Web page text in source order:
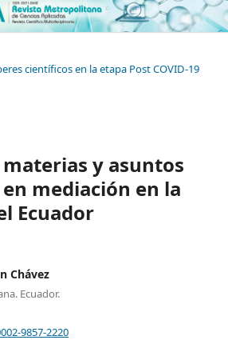
científicos en la etapa Post COVID-19
y asuntos
mediación en la
Ecuador
Chávez
Ecuador.
9857-2220